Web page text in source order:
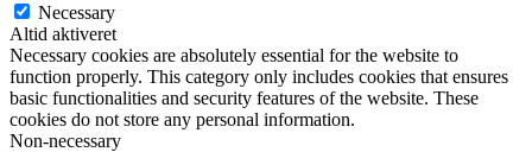
Necessary
Altid aktiveret
Necessary cookies are absolutely essential for the website to
function properly. This category only includes cookies that ensures
basic functionalities and security features of the website. These
cookies do not store any personal information.
Non-necessary